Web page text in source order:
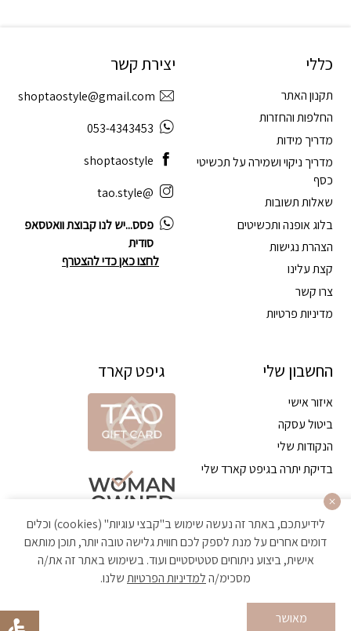
כללי
תקנון האתר
החלפות והחזרות
מדריך מידות
מדריך ניקוי ושמירה על תכשיטי
כסף
שאלות תשובות
בלוג אופנה ותכשיטים
הצהרת נגישות
קצת עלינו
צרו קשר
מדיניות פרטיות
החשבון שלי
איזור אישי
ביטול עסקה
הנקודות שלי
בדיקת יתרה בגיפט קארד שלי
יצירת קשר
shoptaostyle@gmail.com
053-4343453
shoptaostyle
@tao.style
פסס...יש לנו קבוצת וואטסאפ
סודית
לחצו כאן כדי להצטרף
גיפט קארד
הקניה באתר מאובטחת ועומדת בתקן האבטחה הגבוה ביותר
לידיעתכם, באתר זה נעשה שימוש ב"קבצי עוגיות" (cookies) וכלים
דומים אחרים על מנת לספק לכם חווית גלישה טובה יותר, תוכן מותאם
אישית, ביצוע ניתוחים סטטיסטיים ועוד. בשימוש באתר זה את/ה
מסכימ/הלמדיניות הפרטיותשלנו.
מאושר